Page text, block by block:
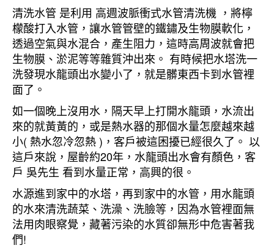
清洗水管 是利用 高週波脈衝式水管清洗機 ，將檸
檬酸打入水管，讓水管管壁的鐵鏽及生物膜軟化，
透過空氣與水混合，產生阻力，這時高周波就會把
生物膜、淤泥等等雜質沖出來。 有時候把水塔洗一
洗發現水龍頭出水變小了，就是髒東西卡到水管裡
面了。
如一個晚上沒用水，隔天早上打開水龍頭，水流出
來的就黃黃的，或是熱水器的那個水量怎麼越來越
小( 熱水忽冷忽熱 )，客戶被這困擾已經很久了。 以
這戶來說，屋齡約20年，水龍頭出水會有顏色，客
戶 吳先生 看到水量正常，高興的很。
水源進到家中的水塔，再到家中的水管，用水龍頭
的水來清洗蔬菜、洗澡、洗臉等，因為水管裡面無
法用肉眼察覺，藏著污染的水質卻無形中危害著我
們!